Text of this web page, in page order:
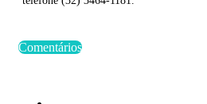
Comentários